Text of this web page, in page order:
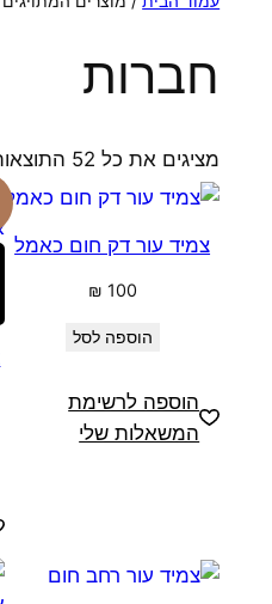
חברות
מציגים את כל ⁦52⁩ התוצאות
צמיד עור דק חום כאמל
₪ 100
הוספה לסל
הוספה לרשימת
המשאלות שלי